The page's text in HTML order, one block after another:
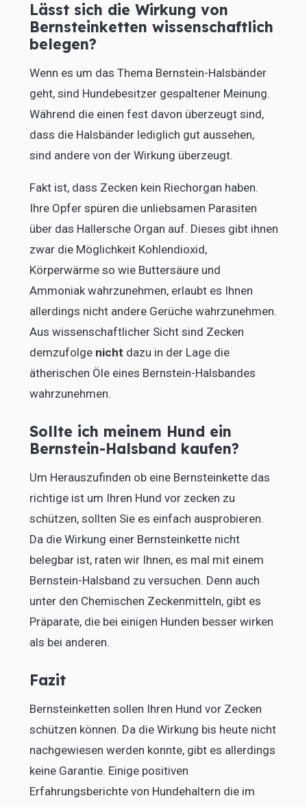
Lässt sich die Wirkung von
Bernsteinketten wissenschaftlich
belegen?
Wenn es um das Thema Bernstein-Halsbänder
geht, sind Hundebesitzer gespaltener Meinung.
Während die einen fest davon überzeugt sind,
dass die Halsbänder lediglich gut aussehen,
sind andere von der Wirkung überzeugt.
Fakt ist, dass Zecken kein Riechorgan haben.
Ihre Opfer spüren die unliebsamen Parasiten
über das Hallersche Organ auf. Dieses gibt ihnen
zwar die Möglichkeit Kohlendioxid,
Körperwärme so wie Buttersäure und
Ammoniak wahrzunehmen, erlaubt es Ihnen
allerdings nicht andere Gerüche wahrzunehmen.
Aus wissenschaftlicher Sicht sind Zecken
demzufolge nicht dazu in der Lage die
ätherischen Öle eines Bernstein-Halsbandes
wahrzunehmen.
Sollte ich meinem Hund ein
Bernstein-Halsband kaufen?
Um Herauszufinden ob eine Bernsteinkette das
richtige ist um Ihren Hund vor zecken zu
schützen, sollten Sie es einfach ausprobieren.
Da die Wirkung einer Bernsteinkette nicht
belegbar ist, raten wir Ihnen, es mal mit einem
Bernstein-Halsband zu versuchen. Denn auch
unter den Chemischen Zeckenmitteln, gibt es
Präparate, die bei einigen Hunden besser wirken
als bei anderen.
Fazit
Bernsteinketten sollen Ihren Hund vor Zecken
schützen können. Da die Wirkung bis heute nicht
nachgewiesen werden konnte, gibt es allerdings
keine Garantie. Einige positiven
Erfahrungsberichte von Hundehaltern die im